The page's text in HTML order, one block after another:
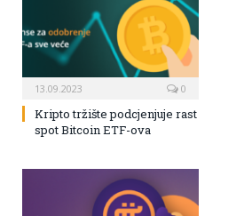
13.09.2023 0
Kripto tržište podcjenjuje rast
spot Bitcoin ETF-ova